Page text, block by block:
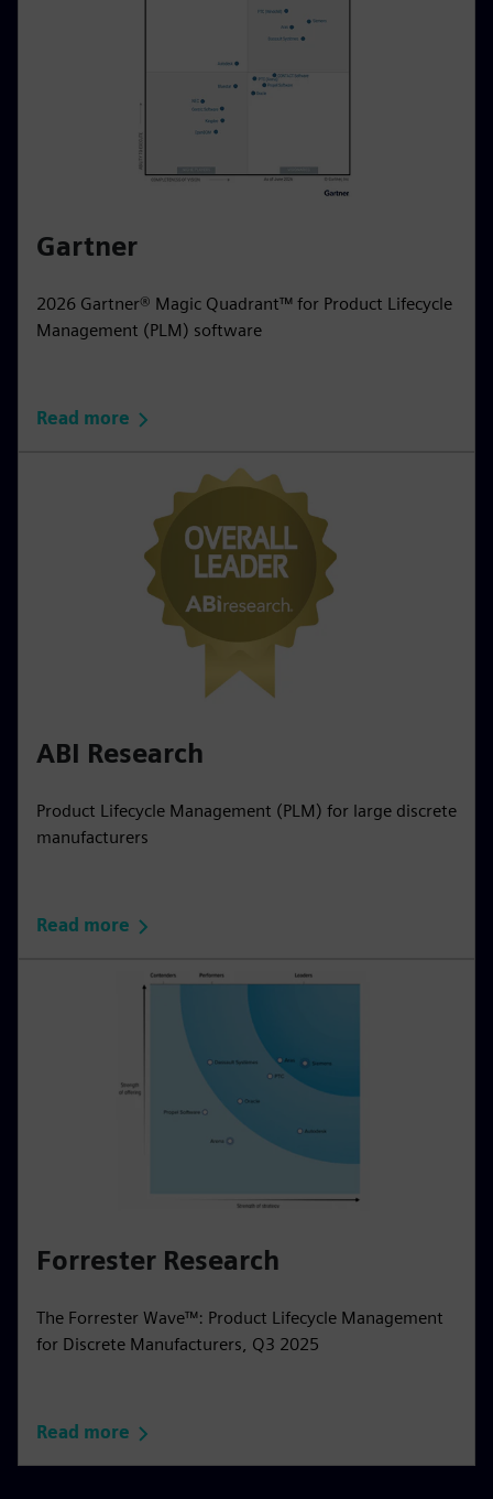
Gartner
2026 Gartner® Magic Quadrant™ for Product Lifecycle
Management (PLM) software
Read more
ABI Research
Product Lifecycle Management (PLM) for large discrete
manufacturers
Read more
Forrester Research
The Forrester Wave™: Product Lifecycle Management
for Discrete Manufacturers, Q3 2025
Read more